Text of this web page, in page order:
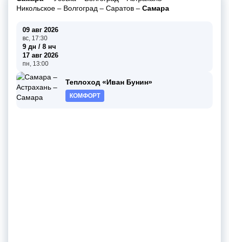
Никольское – Волгоград – Саратов – Самара
09 авг 2026
вс, 17:30
9 дн / 8 нч
17 авг 2026
пн, 13:00
Теплоход «Иван Бунин»
КОМФОРТ